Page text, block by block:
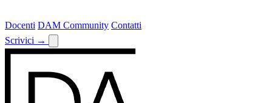
Docenti DAM Community Contatti
Scrivici →